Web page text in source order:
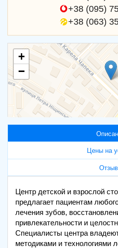
+38 (095)
+38 (063)
+
−
Цены на
Центр детской и взрослой
предлагает пациентам
лечения зубов,
привлекательности и
Специалисты центра
методиками и технологиями